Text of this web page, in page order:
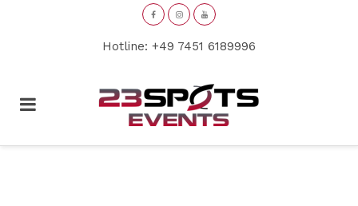
Hotline: +49 7451 6189996